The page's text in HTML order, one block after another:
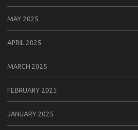
MAY 2025
APRIL 2025
MARCH 2025
FEBRUARY 2025
JANUARY 2025